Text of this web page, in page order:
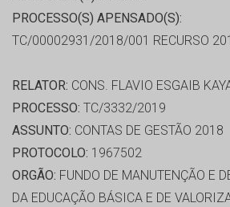
PROCESSO(S) APENSADO(S):
TC/00002931/2018/001 RECURSO
RELATOR: CONS. FLAVIO ESGAIB
PROCESSO: TC/3332/2019
ASSUNTO: CONTAS DE GESTÃO 2018
PROTOCOLO: 1967502
ORGÃO: FUNDO DE MANUTENÇÃO E
DA EDUCAÇÃO BÁSICA E DE